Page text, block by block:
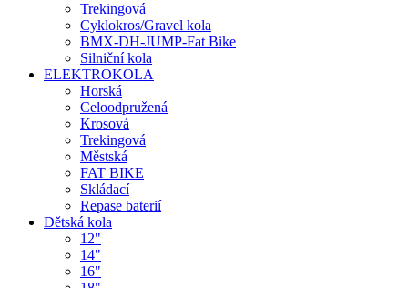
Trekingová
Cyklokros/Gravel kola
BMX-DH-JUMP-Fat Bike
Silniční kola
ELEKTROKOLA
Horská
Celoodpružená
Krosová
Trekingová
Městská
FAT BIKE
Skládací
Repase baterií
Dětská kola
12"
14"
16"